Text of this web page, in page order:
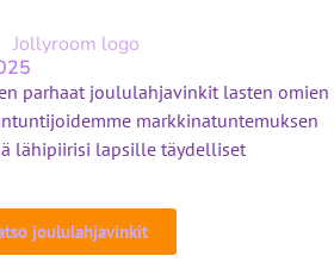
parhaat joululahjavinkit lasten omien
markkinatuntemuksen
lähipiirisi lapsille täydelliset
joululahjavinkit